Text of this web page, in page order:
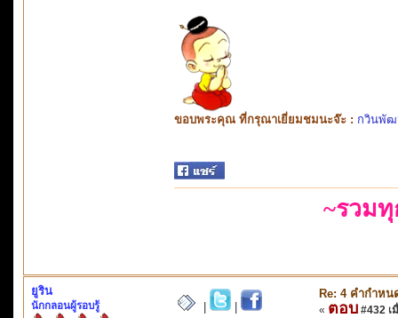
ขอบพระคุณ ที่กรุณาเยี่ยมชมนะจ๊ะ : กวินพั
~รวม
ยูริน
นักกลอนผู้รอบรู้
Re: 4 คำกำห
« ตอบ #432 เ